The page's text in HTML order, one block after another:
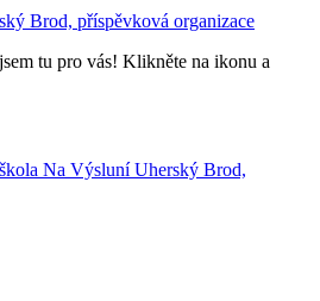
Brod, příspěvková organizace
tu pro vás! Klikněte na ikonu a
Na VýsluníUherský Brod,